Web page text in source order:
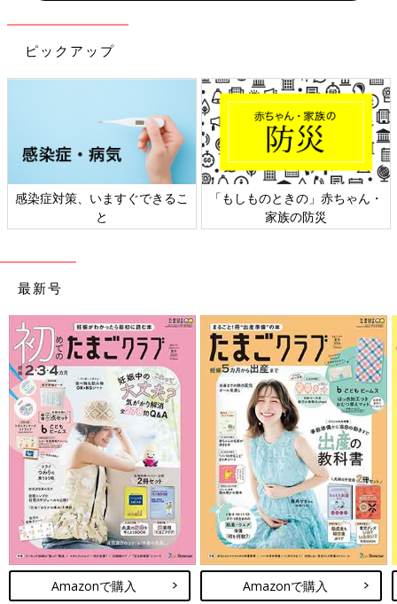
離乳食奮闘記その
ゃ！育児生活#83】
育児生活#85】
ピックアップ
「もしものときの」赤ちゃん・
家族の防災
日本外来小児科学会リーフレッ
ト検討会
最新号
Amazonで購入 Amazonで購入